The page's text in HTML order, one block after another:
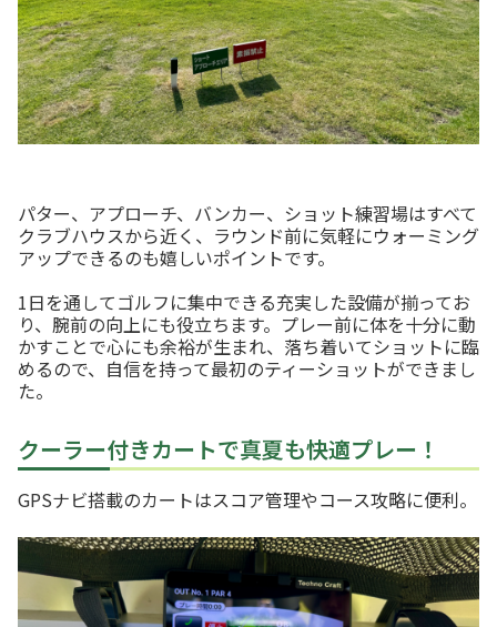
パター、アプローチ、バンカー、ショット練習場はすべて
クラブハウスから近く、ラウンド前に気軽にウォーミング
アップできるのも嬉しいポイントです。
1日を通してゴルフに集中できる充実した設備が揃ってお
り、腕前の向上にも役立ちます。プレー前に体を十分に動
かすことで心にも余裕が生まれ、落ち着いてショットに臨
めるので、自信を持って最初のティーショットができまし
た。
クーラー付きカートで真夏も快適プレー！
GPSナビ搭載のカートはスコア管理やコース攻略に便利。